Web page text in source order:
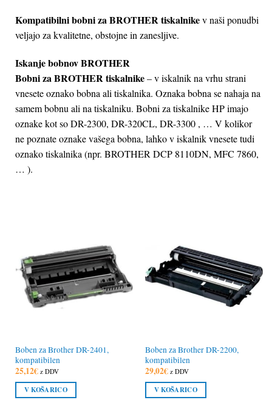
Kompatibilni bobni za BROTHER tiskalnikev naši ponudbi
veljajo za kvalitetne, obstojne in zanesljive.
Iskanje bobnov BROTHER
Bobni za BROTHER tiskalnike– v iskalnik na vrhu strani
vnesete oznako bobna ali tiskalnika. Oznaka bobna se nahaja na
samem bobnu ali na tiskalniku. Bobni za tiskalnike HP imajo
oznake kot so DR-2300, DR-320CL, DR-3300 , … V kolikor
ne poznate oznake vašega bobna, lahko v iskalnik vnesete tudi
oznako tiskalnika (npr. BROTHER DCP 8110DN, MFC 7860,
… ).
Boben za Brother DR-2401,
kompatibilen
25,12€ z DDV
V KOŠARICO
Boben za Brother DR-2200,
kompatibilen
29,02€ z DDV
V KOŠARICO